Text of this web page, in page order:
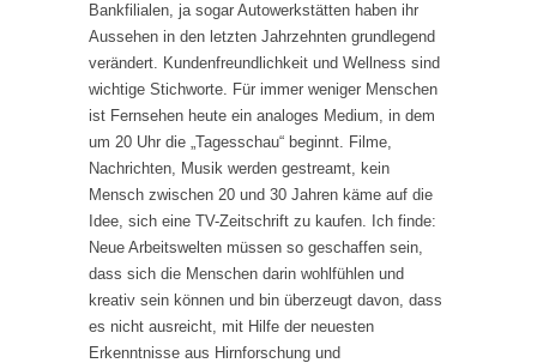
Bankfilialen, ja sogar Autowerkstätten haben ihr
Aussehen in den letzten Jahrzehnten grundlegend
verändert. Kundenfreundlichkeit und Wellness sind
wichtige Stichworte. Für immer weniger Menschen
ist Fernsehen heute ein analoges Medium, in dem
um 20 Uhr die „Tagesschau“ beginnt. Filme,
Nachrichten, Musik werden gestreamt, kein
Mensch zwischen 20 und 30 Jahren käme auf die
Idee, sich eine TV-Zeitschrift zu kaufen. Ich finde:
Neue Arbeitswelten müssen so geschaffen sein,
dass sich die Menschen darin wohlfühlen und
kreativ sein können und bin überzeugt davon, dass
es nicht ausreicht, mit Hilfe der neuesten
Erkenntnisse aus Hirnforschung und